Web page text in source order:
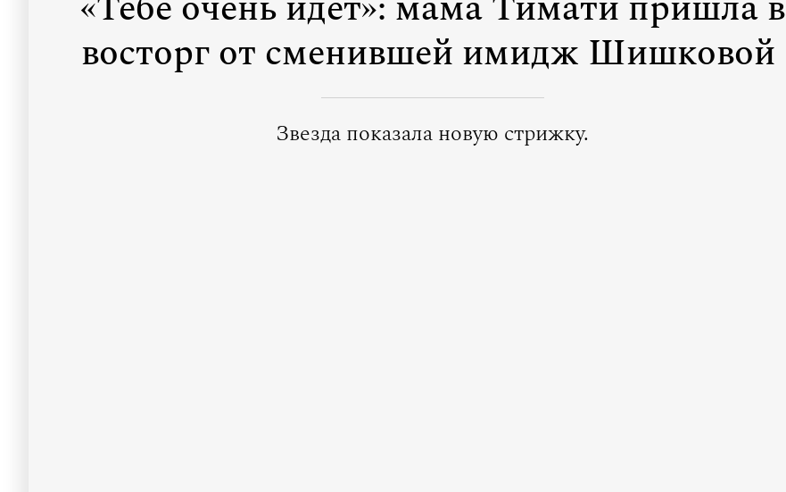
восторг от сменившей имидж Шишковой
Звезда показала новую стрижку.